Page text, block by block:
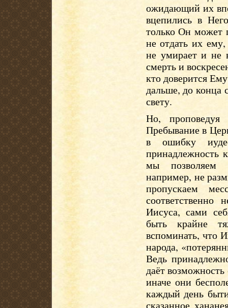
ожидающий их
вцепились в
только Он может
не отдать их
не умирает и не
смерть и
кто доверится
дальше, до конца
свету.
Но,
Пребывание в
в ошибку
принадлежность
мы позволяем
например, не
пропускаем
Иисуса, сами
быть крайне
вспоминать, что
народа,
Ведь
даёт
иначе они
каждый день
сказанное